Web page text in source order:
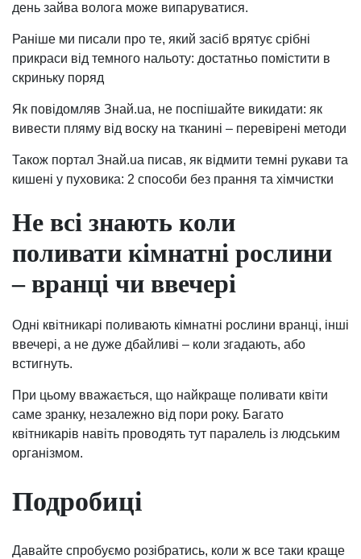
день зайва волога може випаруватися.
Раніше ми писали про те, який засіб врятує срібні
прикраси від темного нальоту: достатньо помістити в
скриньку поряд
Як повідомляв Знай.ua, не поспішайте викидати: як
вивести пляму від воску на тканині – перевірені методи
Також портал Знай.ua писав, як відмити темні рукави та
кишені у пуховика: 2 способи без прання та хімчистки
Не всі знають коли
поливати кімнатні рослини
– вранці чи ввечері
Одні квітникарі поливають кімнатні рослини вранці, інші
ввечері, а не дуже дбайливі – коли згадають, або
встигнуть.
При цьому вважається, що найкраще поливати квіти
саме зранку, незалежно від пори року. Багато
квітникарів навіть проводять тут паралель із людським
організмом.
Подробиці
Давайте спробуємо розібратись, коли ж все таки краще